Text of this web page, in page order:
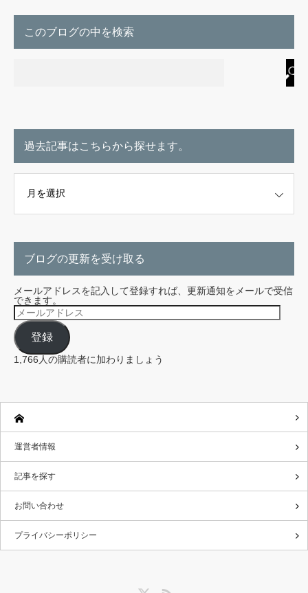
このブログの中を検索
過去記事はこちらから探せます。
ブログの更新を受け取る
メールアドレスを記入して登録すれば、更新通知をメールで受信
できます。
メ
ー
ル
ア
ド
レ
ス
登録
1,766人の購読者に加わりましょう
運営者情報
記事を探す
お問い合わせ
プライバシーポリシー